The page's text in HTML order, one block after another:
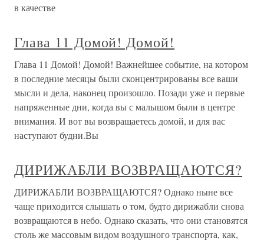
в качестве
Глава 11 Домой! Домой!
Глава 11 Домой! Домой! Важнейшее событие, на котором
в последние месяцы были сконцентрированы все ваши
мысли и дела, наконец произошло. Позади уже и первые
напряженные дни, когда вы с малышом были в центре
внимания. И вот вы возвращаетесь домой, и для вас
наступают будни.Вы
ДИРИЖАБЛИ ВОЗВРАЩАЮТСЯ?
ДИРИЖАБЛИ ВОЗВРАЩАЮТСЯ? Однако ныне все
чаще приходится слышать о том, будто дирижабли снова
возвращаются в небо. Однако сказать, что они становятся
столь же массовым видом воздушного транспорта, как,